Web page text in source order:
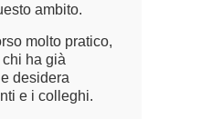
ambito.
molto pratico,
ha già
desidera
e i colleghi.